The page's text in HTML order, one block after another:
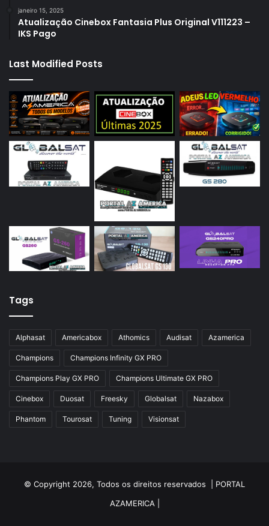
janeiro 15, 2025
Atualização Cinebox Fantasia Plus Original V111223 –
IKS Pago
Last Modified Posts
Tags
Alphasat Americabox Athomics Audisat Azamerica
Champions Champions Infinity GX PRO
Champions Play GX PRO Champions Ultimate GX PRO
Cinebox Duosat Freesky Globalsat Nazabox
Phantom Tourosat Tuning Visionsat
© Copyright 2026, Todos os direitos reservados | PORTAL
AZAMERICA|